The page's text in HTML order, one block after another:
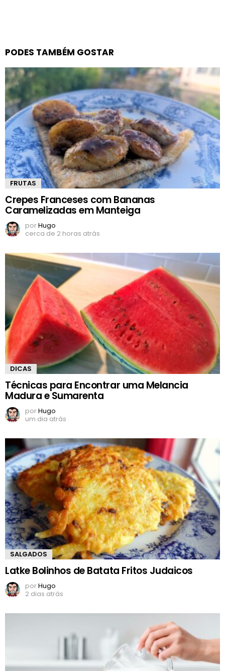
PODES TAMBÉM GOSTAR
FRUTAS
Crepes Franceses com Bananas
Caramelizadas em Manteiga
porHugo
cerca de 2 horas atrás
DICAS
Técnicas para Encontrar uma Melancia
Madura e Sumarenta
porHugo
um dia atrás
SALGADOS
Latke Bolinhos de Batata Fritos Judaicos
porHugo
2 dias atrás